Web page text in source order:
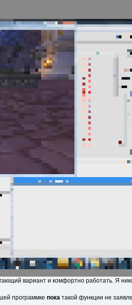
вариант и комфортно работать. Я
программке покатакой функции не